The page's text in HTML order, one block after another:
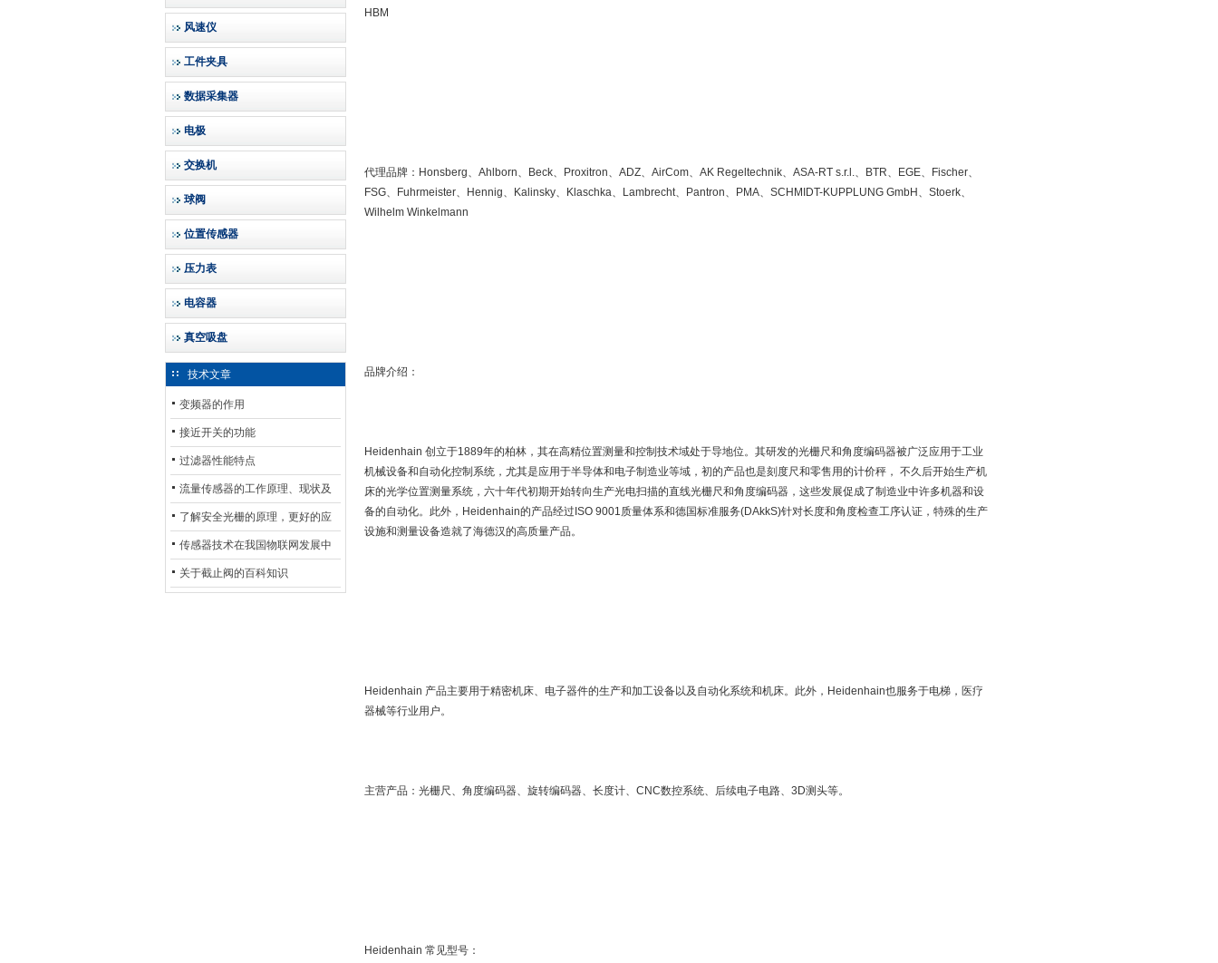
风速仪
工件夹具
数据采集器
电极
交换机
球阀
位置传感器
压力表
电容器
真空吸盘
技术文章
变频器的作用
接近开关的功能
过滤器性能特点
流量传感器的工作原理、现状及
其发展前景
了解安全光栅的原理，更好的应
用安全光栅
传感器技术在我国物联网发展中
的地位*
关于截止阀的百科知识
HBM
代理品牌：Honsberg、Ahlborn、Beck、Proxitron、ADZ、AirCom、AK Regeltechnik、ASA-RT s.r.l.、BTR、EGE、Fischer、
FSG、Fuhrmeister、Hennig、Kalinsky、Klaschka、Lambrecht、Pantron、PMA、SCHMIDT-KUPPLUNG GmbH、Stoerk、
Wilhelm Winkelmann
品牌介绍：
Heidenhain 创立于1889年的柏林，其在高精位置测量和控制技术域处于导地位。其研发的光栅尺和角度编码器被广泛应用于工业
机械设备和自动化控制系统，尤其是应用于半导体和电子制造业等域，初的产品也是刻度尺和零售用的计价秤， 不久后开始生产机
床的光学位置测量系统，六十年代初期开始转向生产光电扫描的直线光栅尺和角度编码器，这些发展促成了制造业中许多机器和设
备的自动化。此外，Heidenhain的产品经过ISO 9001质量体系和德国标准服务(DAkkS)针对长度和角度检查工序认证，特殊的生产
设施和测量设备造就了海德汉的高质量产品。
Heidenhain 产品主要用于精密机床、电子器件的生产和加工设备以及自动化系统和机床。此外，Heidenhain也服务于电梯，医疗
器械等行业用户。
主营产品：光栅尺、角度编码器、旋转编码器、长度计、CNC数控系统、后续电子电路、3D测头等。
Heidenhain 常见型号：